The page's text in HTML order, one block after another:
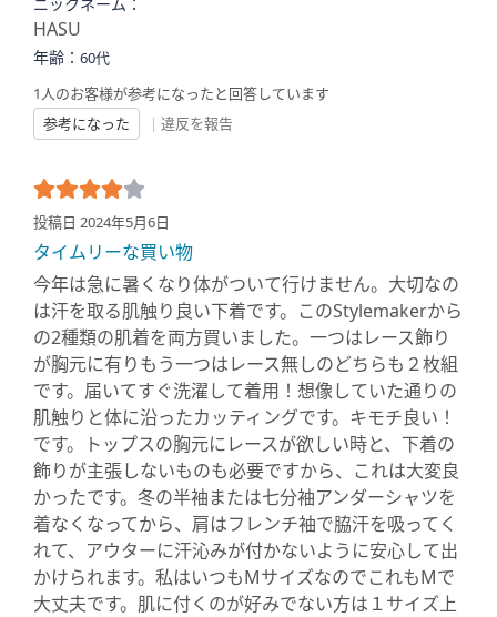
HASU
年齢： 60代
1人のお客様が参考になったと回答しています
参考になった
| 違反を報告
投稿日 2024年5月6日
タイムリーな買い物
今年は急に暑くなり体がついて行けません。大切なの
は汗を取る肌触り良い下着です。このStylemakerから
の2種類の肌着を両方買いました。一つはレース飾り
が胸元に有りもう一つはレース無しのどちらも２枚組
です。届いてすぐ洗濯して着用！想像していた通りの
肌触りと体に沿ったカッティングです。キモチ良い！
です。トップスの胸元にレースが欲しい時と、下着の
飾りが主張しないものも必要ですから、これは大変良
かったです。冬の半袖または七分袖アンダーシャツを
着なくなってから、肩はフレンチ袖で脇汗を吸ってく
れて、アウターに汗沁みが付かないように安心して出
かけられます。私はいつもMサイズなのでこれもMで
大丈夫です。肌に付くのが好みでない方は１サイズ上